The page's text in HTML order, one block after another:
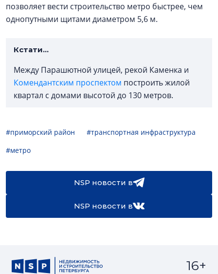
позволяет вести строительство метро быстрее, чем
однопутными щитами диаметром 5,6 м.
Кстати...
Между Парашютной улицей, рекой Каменка и
Комендантским проспектом построить жилой
квартал с домами высотой до 130 метров.
#приморский район
#транспортная инфраструктура
#метро
NSP новости в
NSP новости в
16+